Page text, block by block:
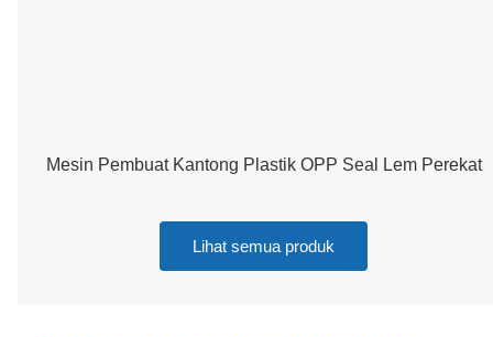
Mesin Pembuat Kantong Plastik OPP Seal Lem Perekat
Lihat semua produk